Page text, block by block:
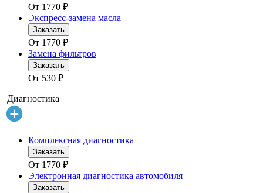
От 1770 ₽
Экспресс-замена масла
Заказать
От 1770 ₽
Замена фильтров
Заказать
От 530 ₽
Диагностика
Комплексная диагностика
Заказать
От 1770 ₽
Электронная диагностика автомобиля
Заказать